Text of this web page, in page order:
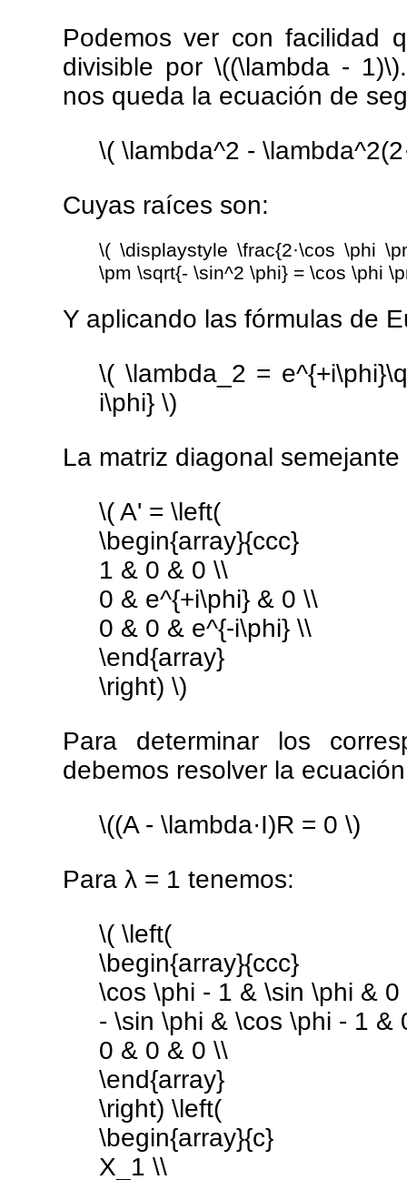
Podemos ver con facilidad
divisible por \((\lambda -
nos queda la ecuación de
\( \lambda^2 -
Cuyas raíces son:
\( \displaystyle \frac{2·\cos \phi
\pm \sqrt{- \sin^2 \phi} = \cos \phi
Y aplicando las fórmulas de
\( \lambda_2 =
i\phi} \)
La matriz diagonal
\( A' = \left(
\begin{array}{ccc}
1 & 0 & 0 \\
0 & e^{+i\phi} & 0 \\
0 & 0 & e^{-i\phi} \\
\end{array}
\right) \)
Para determinar los
debemos resolver la
\((A - \lambda·I)R = 0 \)
Para λ = 1 tenemos:
\( \left(
\begin{array}{ccc}
\cos \phi - 1 & \sin \phi & 0
- \sin \phi & \cos \phi - 1 &
0 & 0 & 0 \\
\end{array}
\right) \left(
\begin{array}{c}
X_1 \\